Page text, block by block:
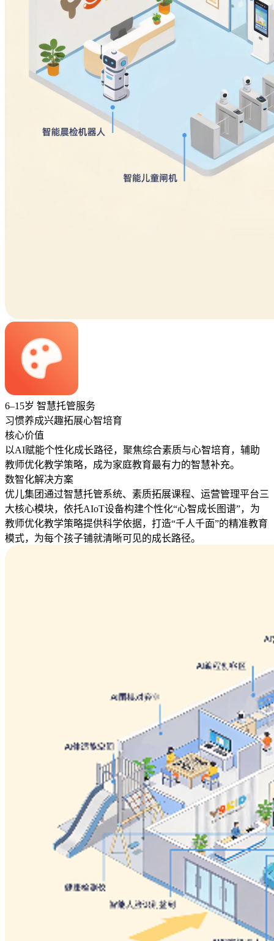
6–15岁 智慧托管服务
习惯养成兴趣拓展心智培育
核心价值
以AI赋能个性化成长路径，聚焦综合素质与心智培育，辅助
教师优化教学策略，成为家庭教育最有力的智慧补充。
数智化解决方案
优儿集团通过智慧托管系统、素质拓展课程、运营管理平台三
大核心模块，依托AIoT设备构建个性化“心智成长图谱”，为
教师优化教学策略提供科学依据，打造“千人千面”的精准教育
模式，为每个孩子铺就清晰可见的成长路径。